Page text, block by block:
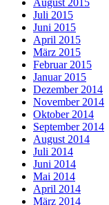
Juli 2015
Juni 2015
April 2015
März 2015
Februar 2015
Januar 2015
Dezember 2014
November 2014
Oktober 2014
September 2014
August 2014
Juli 2014
Juni 2014
Mai 2014
April 2014
März 2014